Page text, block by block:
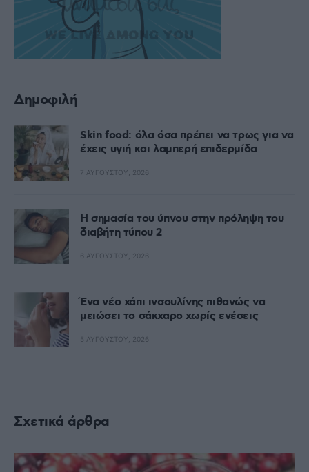
Δημοφιλή
Skin food: όλα όσα πρέπει να τρως για να
έχεις υγιή και λαμπερή επιδερμίδα
7 ΑΥΓΟΎΣΤΟΥ, 2026
Η σημασία του ύπνου στην πρόληψη του
διαβήτη τύπου 2
6 ΑΥΓΟΎΣΤΟΥ, 2026
Ένα νέο χάπι ινσουλίνης πιθανώς να
μειώσει το σάκχαρο χωρίς ενέσεις
5 ΑΥΓΟΎΣΤΟΥ, 2026
Σχετικά άρθρα